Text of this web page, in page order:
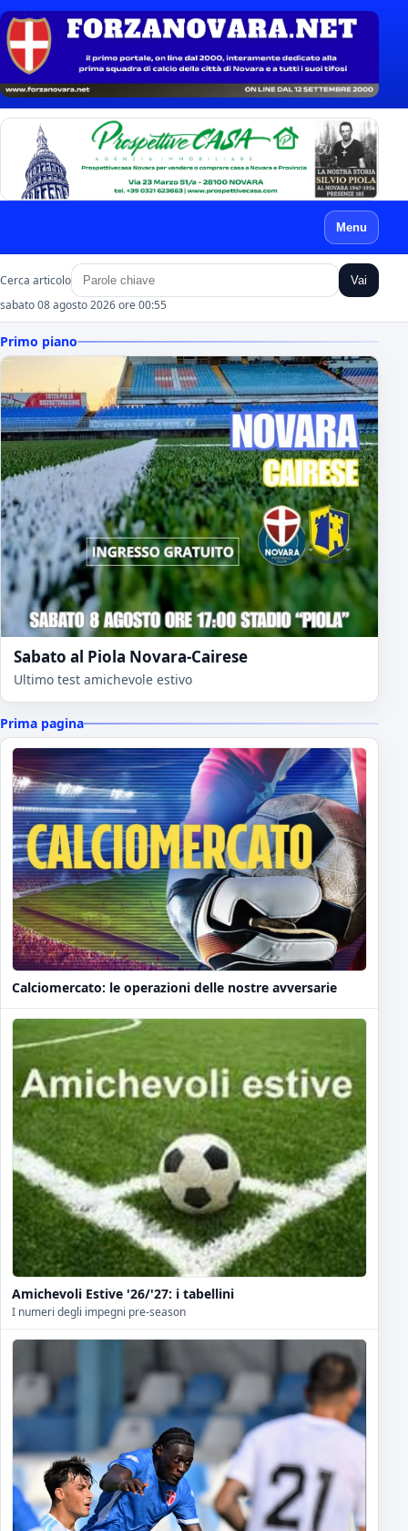
Menu
Cerca articolo Vai
sabato 08 agosto 2026 ore 00:55
Primo piano
Sabato al Piola Novara-Cairese
Ultimo test amichevole estivo
Prima pagina
Calciomercato: le operazioni delle nostre avversarie
Amichevoli Estive '26/'27: i tabellini
I numeri degli impegni pre-season